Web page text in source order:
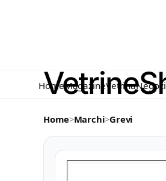
HomeMagazineVetrinaNegozi
Home>Marchi>Grevi